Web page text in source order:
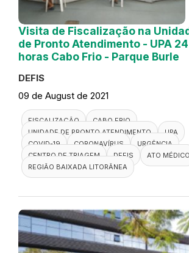
Visita de Fiscalização na
de Pronto Atendimento - UPA 24
horas Cabo Frio - Parque Burle
DEFIS
09 de August de 2021
FISCALIZAÇÃO
CABO FRIO
UNIDADE DE PRONTO ATENDIMENTO
UPA
COVID-19
CORONAVÍRUS
URGÊNCIA
CENTRO DE TRIAGEM
DEFIS
ATO MÉDICO
REGIÃO BAIXADA LITORÂNEA